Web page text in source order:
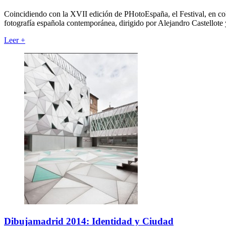
Coincidiendo con la XVII edición de PHotoEspaña, el Festival, en
fotografía española contemporánea, dirigido por Alejandro
Leer+
Dibujamadrid 2014: Identidad y Ciudad